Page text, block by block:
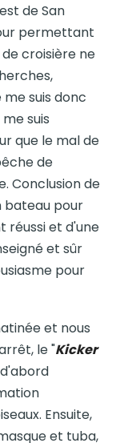
de San
permettant
croisière ne
suis donc
suis
que le mal de
de
Conclusion de
bateau pour
réussi et d'une
et sûr
pour
et nous
le "Kicker
Ensuite,
et tuba,